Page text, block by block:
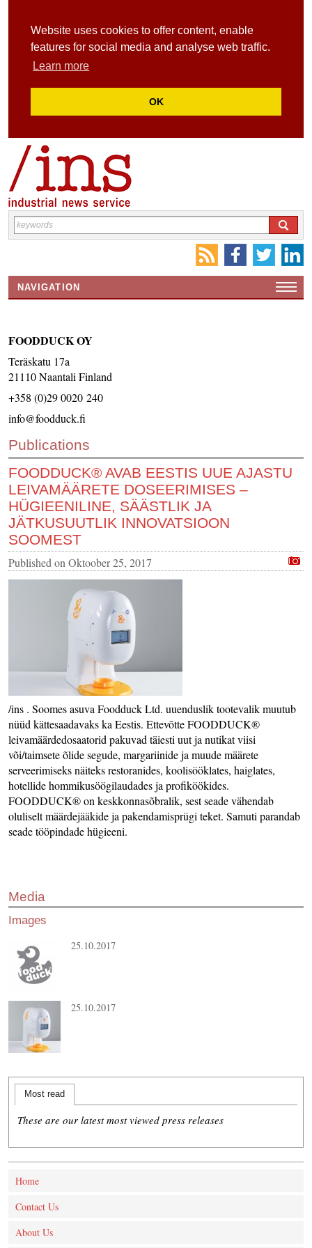
Website uses cookies to offer content, enable
features for social media and analyse web traffic.
Learn more
OK
NAVIGATION
ABOUT US
FOODDUCK OY
Teräskatu 17a
21110 Naantali Finland
+358 (0)29 0020 240
info@foodduck.fi
Publications
FOODDUCK® AVAB EESTIS UUE AJASTU
LEIVAMÄÄRETE DOSEERIMISES –
HÜGIEENILINE, SÄÄSTLIK JA
JÄTKUSUUTLIK INNOVATSIOON
SOOMEST
Published on Oktoober 25, 2017
/ins . Soomes asuva Foodduck Ltd. uuenduslik tootevalik muutub
nüüd kättesaadavaks ka Eestis. Ettevõtte FOODDUCK®
leivamäärdedosaatorid pakuvad täiesti uut ja nutikat viisi
või/taimsete õlide segude, margariinide ja muude määrete
serveerimiseks näiteks restoranides, koolisööklates, haiglates,
hotellide hommikusöögilaudades ja profiköökides.
FOODDUCK® on keskkonnasõbralik, sest seade vähendab
oluliselt määrdejääkide ja pakendamisprügi teket. Samuti parandab
seade tööpindade hügieeni.
Media
Images
25.10.2017
25.10.2017
Most read
These are our latest most viewed press releases
Home
Contact Us
About Us